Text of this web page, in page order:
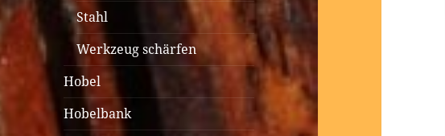
Stahl
Werkzeug schärfen
Hobel
Hobelbank